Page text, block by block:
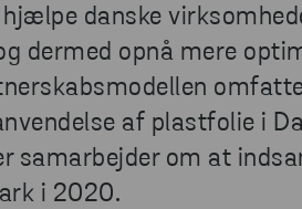
danske
dermed opnå mere
af plastfolie i
samarbejder om at
i 2020.